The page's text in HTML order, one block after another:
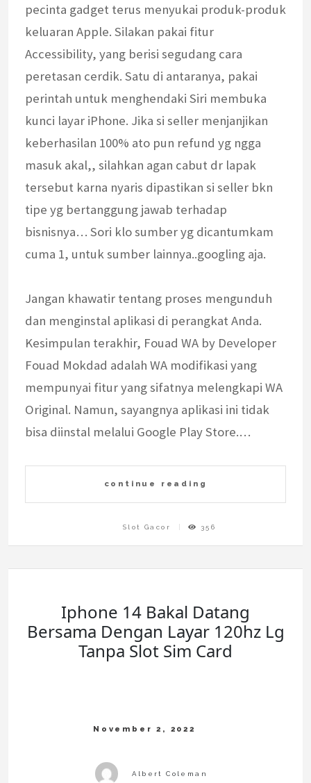
pecinta gadget terus menyukai produk-produk
keluaran Apple. Silakan pakai fitur
Accessibility, yang berisi segudang cara
peretasan cerdik. Satu di antaranya, pakai
perintah untuk menghendaki Siri membuka
kunci layar iPhone. Jika si seller menjanjikan
keberhasilan 100% ato pun refund yg ngga
masuk akal,, silahkan agan cabut dr lapak
tersebut karna nyaris dipastikan si seller bkn
tipe yg bertanggung jawab terhadap
bisnisnya… Sori klo sumber yg dicantumkam
cuma 1, untuk sumber lainnya..googling aja.
Jangan khawatir tentang proses mengunduh
dan menginstal aplikasi di perangkat Anda.
Kesimpulan terakhir, Fouad WA by Developer
Fouad Mokdad adalah WA modifikasi yang
mempunyai fitur yang sifatnya melengkapi WA
Original. Namun, sayangnya aplikasi ini tidak
bisa diinstal melalui Google Play Store.…
continue reading
Slot Gacor 356
Iphone 14 Bakal Datang
Bersama Dengan Layar 120hz Lg
Tanpa Slot Sim Card